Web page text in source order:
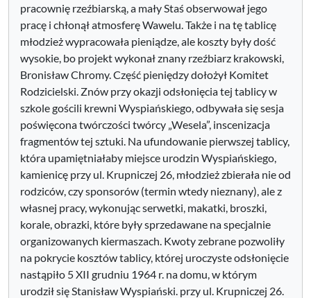
pracownię rzeźbiarską, a mały Staś obserwował jego
pracę i chłonął atmosferę Wawelu. Także i na tę tablicę
młodzież wypracowała pieniądze, ale koszty były dość
wysokie, bo projekt wykonał znany rzeźbiarz krakowski,
Bronisław Chromy. Część pieniędzy dołożył Komitet
Rodzicielski. Znów przy okazji odsłonięcia tej tablicy w
szkole gościli krewni Wyspiańskiego, odbywała się sesja
poświęcona twórczości twórcy „Wesela”, inscenizacja
fragmentów tej sztuki. Na ufundowanie pierwszej tablicy,
która upamiętniałaby miejsce urodzin Wyspiańskiego,
kamienicę przy ul. Krupniczej 26, młodzież zbierała nie od
rodziców, czy sponsorów (termin wtedy nieznany), ale z
własnej pracy, wykonując serwetki, makatki, broszki,
korale, obrazki, które były sprzedawane na specjalnie
organizowanych kiermaszach. Kwoty zebrane pozwoliły
na pokrycie kosztów tablicy, której uroczyste odsłonięcie
nastąpiło 5 XII grudniu 1964 r. na domu, w którym
urodził się Stanisław Wyspiański. przy ul. Krupniczej 26.